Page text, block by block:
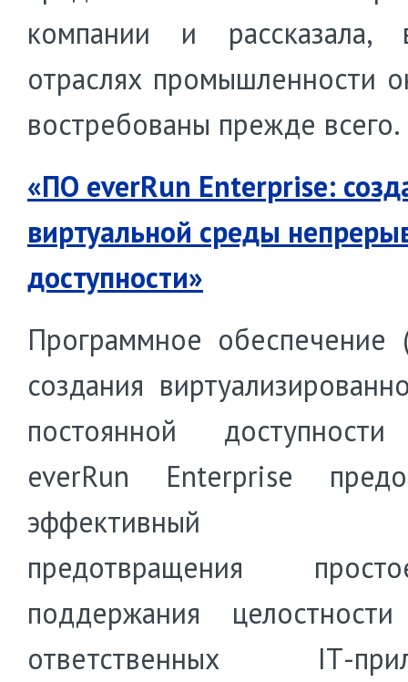
компании и рассказала,
отраслях промышленности
востребованы прежде всего.
«ПО everRun Enterprise:
виртуальной среды
доступности»
Программное
создания
постоянной
everRun Enterprise
эффективный
предотвращения
поддержания
ответственных IТ-